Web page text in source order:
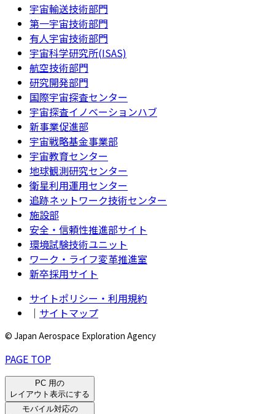
宇宙輸送技術部門
第一宇宙技術部門
有人宇宙技術部門
宇宙科学研究所(ISAS)
航空技術部門
研究開発部門
国際宇宙探査センター
宇宙探査イノベーションハブ
新事業促進部
宇宙戦略基金事業部
宇宙教育センター
地球観測研究センター
衛星利用運用センター
追跡ネットワーク技術センター
施設部
安全・信頼性推進部サイト
環境試験技術ユニット
ワーク・ライフ変革推進室
新卒採用サイト
サイトポリシー・利用規約
｜ サイトマップ
© Japan Aerospace Exploration Agency
PAGE TOP
PC 用の
レイアウト表示にする
モバイル対応の